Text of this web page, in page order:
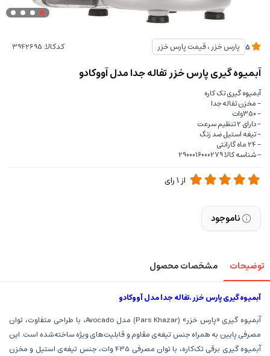
پارس خزر ، قیمت پارس خزر کدکالا:
آبمیوه گیری پارس خزر تفاله جدا مدل آووکادو
آبمیوه گیری تک کاره
- مخزن تفاله جدا
- 350وات
- دارای 2 تنظیم سرعت
- تیغه استیل ضد زنگ
- 24 ماه گارانتی
- شناسه کالا 2900016000279
از 1رای
ناموجود
توضیحات مشخصات محصول
آبمیوه گیری پارس خزر ،تفاله جدا مدل آووکادو
آبمیوه گیری «پارس خزر» (Pars Khazar) مدل Avocado، با طراحی متفاوت، توان
مصرفی پایین به همراه جنس تیغه‌ی مقاوم و قابلیت‌های ویژه ساخته‌شده است. این
آبمیوه گیری برقی تک‌کاره، با توان مصرفی 435 وات، جنس تیغه‌ی استیل و مخزن